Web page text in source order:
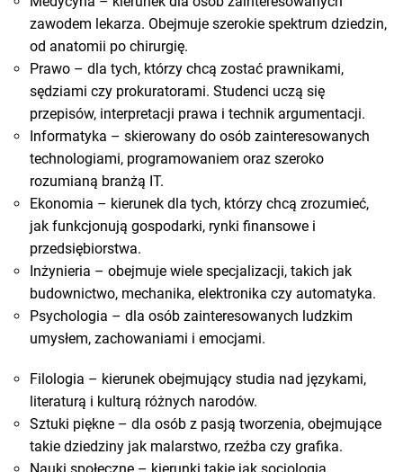
zawodem lekarza. Obejmuje szerokie spektrum dziedzin,
od anatomii po chirurgię.
Prawo – dla tych, którzy chcą zostać prawnikami,
sędziami czy prokuratorami. Studenci uczą się
przepisów, interpretacji prawa i technik argumentacji.
Informatyka – skierowany do osób zainteresowanych
technologiami, programowaniem oraz szeroko
rozumianą branżą IT.
Ekonomia – kierunek dla tych, którzy chcą zrozumieć,
jak funkcjonują gospodarki, rynki finansowe i
przedsiębiorstwa.
Inżynieria – obejmuje wiele specjalizacji, takich jak
budownictwo, mechanika, elektronika czy automatyka.
Psychologia – dla osób zainteresowanych ludzkim
umysłem, zachowaniami i emocjami.
Filologia – kierunek obejmujący studia nad językami,
literaturą i kulturą różnych narodów.
Sztuki piękne – dla osób z pasją tworzenia, obejmujące
takie dziedziny jak malarstwo, rzeźba czy grafika.